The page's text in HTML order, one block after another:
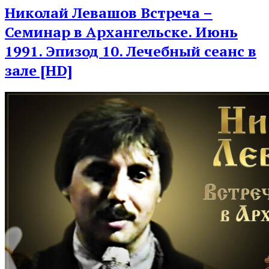
Post
Николай Левашов Встреча –
Семинар в Архангельске. Июнь
1991. Эпизод 10. Лечебный сеанс в
зале [HD]